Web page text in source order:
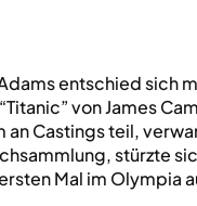
entschied sich
von James
an Castings teil,
stürzte
Mal im Olympia